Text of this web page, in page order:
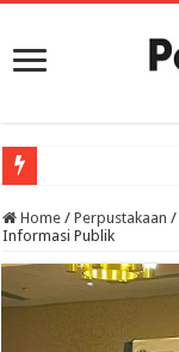
Home / Perpustakaan /
Informasi Publik